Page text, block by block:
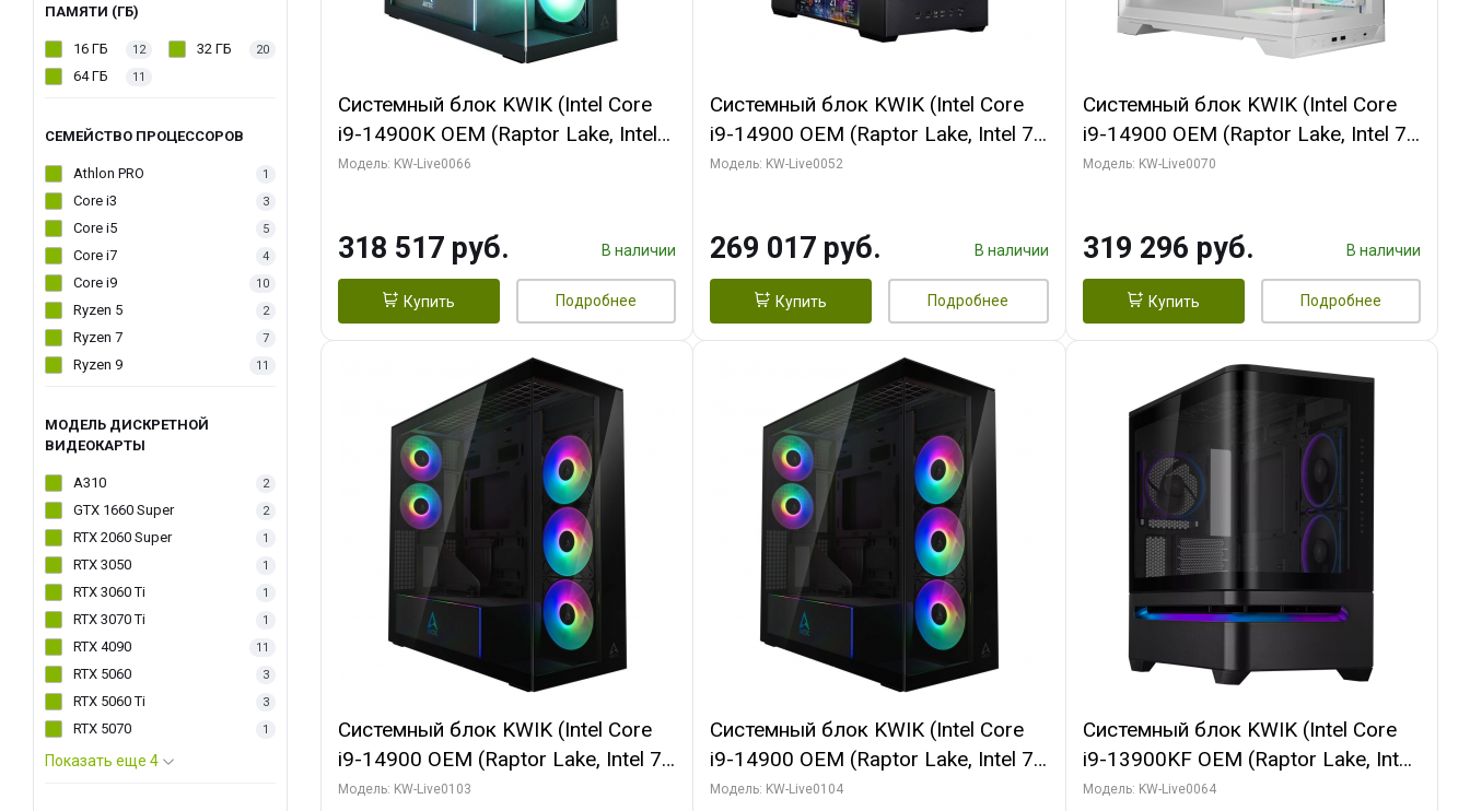
ПАМЯТИ (ГБ)
16 ГБ 12 32 ГБ 20
64 ГБ 11
СЕМЕЙСТВО ПРОЦЕССОРОВ
Athlon PRO 1
Core i3 3
Core i5 5
Core i7 4
Core i9 10
Ryzen 5 2
Ryzen 7 7
Ryzen 9 11
МОДЕЛЬ ДИСКРЕТНОЙ
ВИДЕОКАРТЫ
A310 2
GTX 1660 Super 2
RTX 2060 Super 1
RTX 3050 1
RTX 3060 Ti 1
RTX 3070 Ti 1
RTX 4090 11
RTX 5060 3
RTX 5060 Ti 3
RTX 5070 1
Показать еще 4
Системный блок KWIK (Intel Core
i9-14900K OEM (Raptor Lake, Intel
7, C24 16EC/8PC/ 64 ГБ ОЗУ (2
GDDR7 256bit/ 1 ТБ SSD)
Модель: KW-Live0066
318 517 руб. В наличии
Купить Подробнее
Системный блок KWIK (Intel Core
i9-14900 OEM (Raptor Lake, Intel 7,
C24 16EC/8PC// 64 ГБ ОЗУ (2
256bit 3xDP HD/ 512 ГБ SSD)
Модель: KW-Live0052
269 017 руб. В наличии
Купить Подробнее
Системный блок KWIK (Intel Core
i9-14900 OEM (Raptor Lake, Intel 7,
C24 16EC/8PC// 64 ГБ ОЗУ (2
GDDR7 256bit/ 960 ГБ SSD)
Модель: KW-Live0070
319 296 руб. В наличии
Купить Подробнее
Системный блок KWIK (Intel Core
i9-14900 OEM (Raptor Lake, Intel 7,
C24 16EC/8PC// 64 ГБ ОЗУ (2
Модель: KW-Live0103
Системный блок KWIK (Intel Core
i9-14900 OEM (Raptor Lake, Intel 7,
C24 16EC/8PC// 64 ГБ ОЗУ (2
Модель: KW-Live0104
Системный блок KWIK (Intel Core
i9-13900KF OEM (Raptor Lake, Intel
7, C24 16EC/8P/ 64 ГБ ОЗУ (2
Модель: KW-Live0064